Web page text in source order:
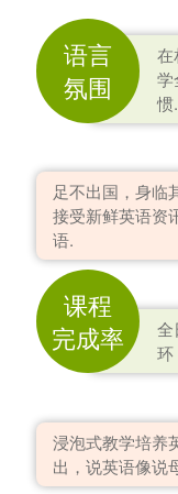
语言
氛围
在
学
惯.
足不出国，身临
接受新鲜英语资
语.
课程
完成率
全
环
浸泡式教学培养
出，说英语像说